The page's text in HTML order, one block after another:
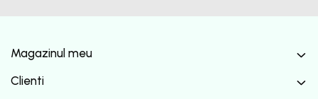
Magazinul meu
Clienti